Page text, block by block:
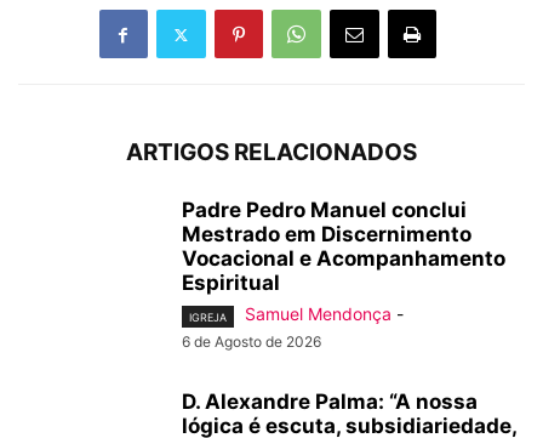
ARTIGOS RELACIONADOS
Padre Pedro Manuel conclui
Mestrado em Discernimento
Vocacional e Acompanhamento
Espiritual
IGREJA Samuel Mendonça -
6 de Agosto de 2026
D. Alexandre Palma: “A nossa
lógica é escuta, subsidiariedade,